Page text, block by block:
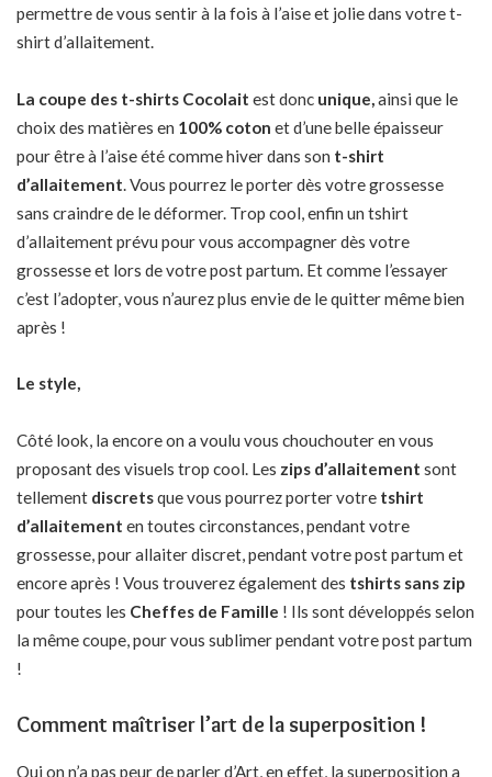
permettre de vous sentir à la fois à l’aise et jolie dans votre t-
shirt d’allaitement.
La coupe des t-shirts Cocolait est donc unique,ainsi que le
choix des matières en 100% coton et d’une belle épaisseur
pour être à l’aise été comme hiver dans son t-shirt
d’allaitement. Vous pourrez le porter dès votre grossesse
sans craindre de le déformer. Trop cool, enfin un tshirt
d’allaitement prévu pour vous accompagner dès votre
grossesse et lors de votre post partum. Et comme l’essayer
c’est l’adopter, vous n’aurez plus envie de le quitter même bien
après !
Le style,
Côté look, la encore on a voulu vous chouchouter en vous
proposant des visuels trop cool. Les zips d’allaitement sont
tellement discretsque vous pourrez porter votre tshirt
d’allaitement en toutes circonstances, pendant votre
grossesse, pour allaiter discret, pendant votre post partum et
encore après ! Vous trouverez également des tshirts sans zip
pour toutes les Cheffes de Famille ! Ils sont développés selon
la même coupe, pour vous sublimer pendant votre post partum
!
Comment maîtriser l’art de la superposition !
Oui on n’a pas peur de parler d’Art, en effet, la superposition a